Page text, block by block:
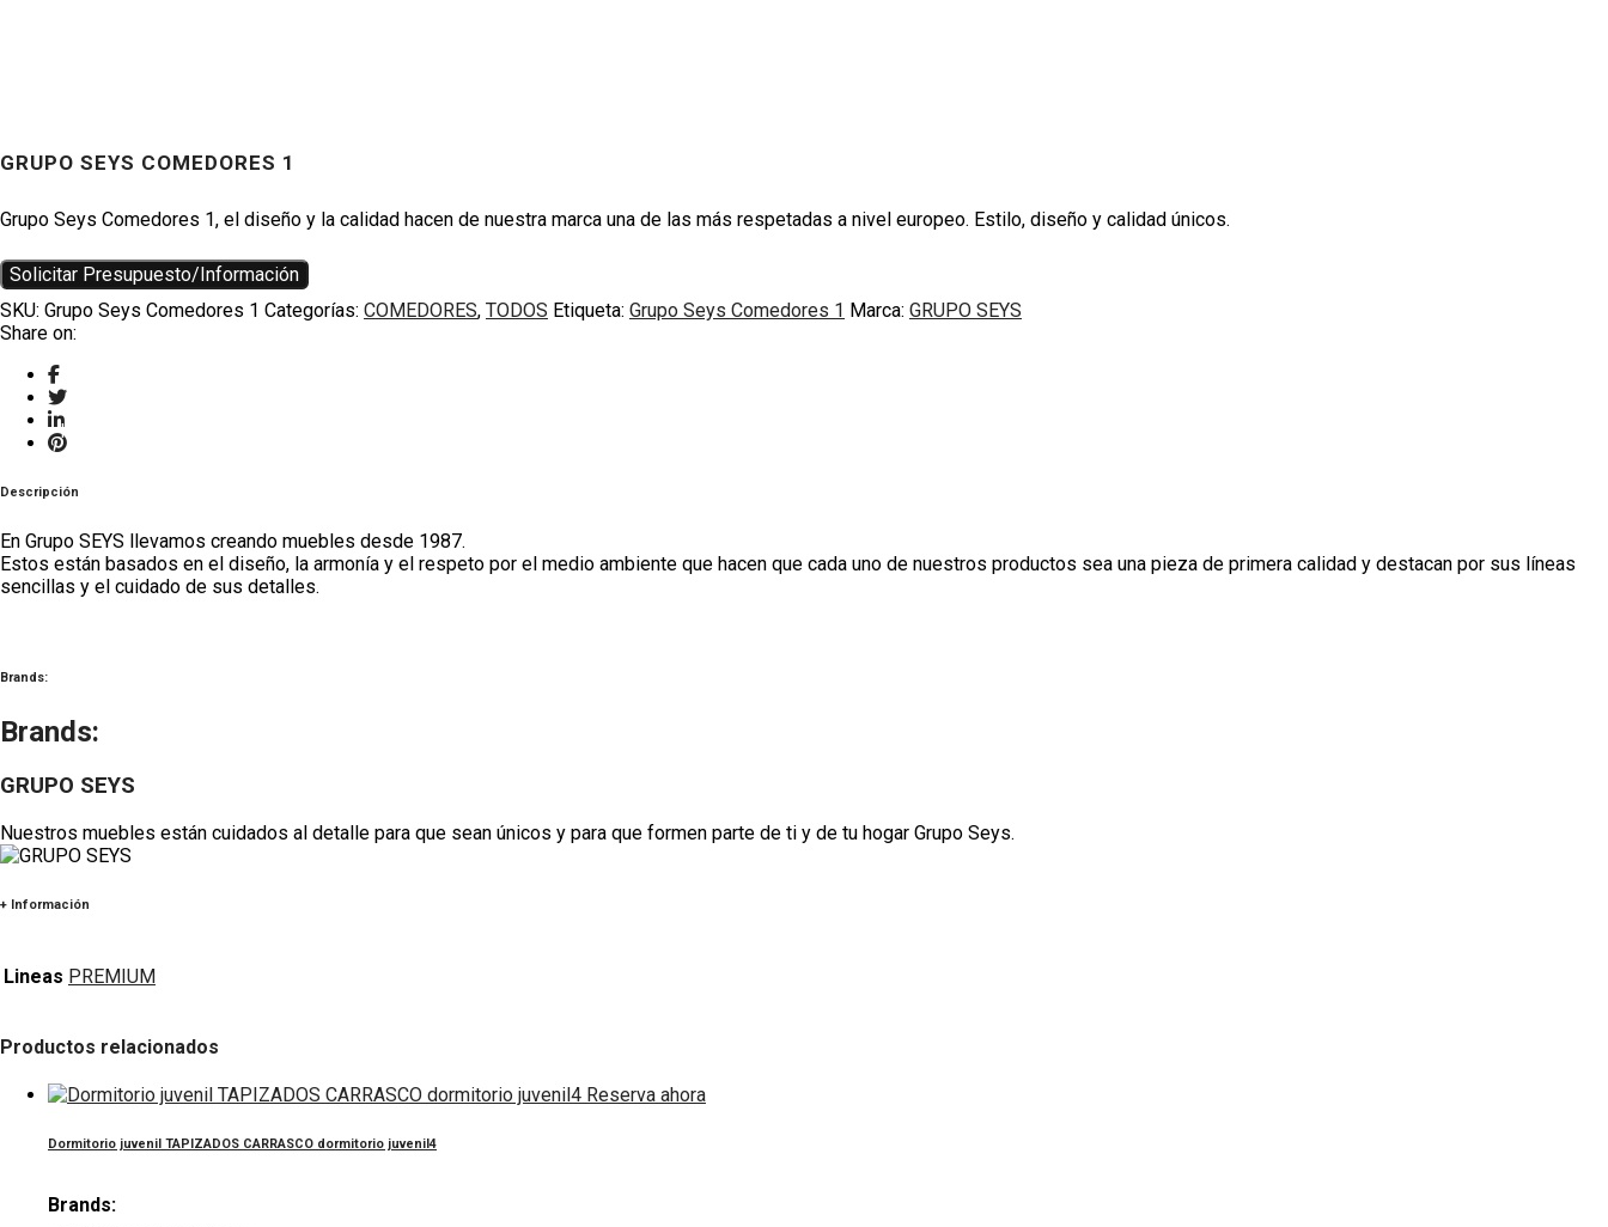
GRUPO SEYS COMEDORES 1
Grupo Seys Comedores 1, el diseño y la calidad hacen de nuestra marca una de las más respetadas a nivel europeo. Estilo, diseño y calidad únicos.
Solicitar Presupuesto/Información
SKU: Grupo Seys Comedores 1 Categorías: COMEDORES, TODOS Etiqueta: Grupo Seys Comedores 1 Marca: GRUPO SEYS
Share on:
Descripción
En Grupo SEYS llevamos creando muebles desde 1987.
Estos están basados en el diseño, la armonía y el respeto por el medio ambiente que hacen que cada uno de nuestros productos sea una pieza de primera calidad y destacan por sus líneas
sencillas y el cuidado de sus detalles.
Brands:
Brands:
GRUPO SEYS
Nuestros muebles están cuidados al detalle para que sean únicos y para que formen parte de ti y de tu hogar Grupo Seys.
+ Información
Lineas PREMIUM
Productos relacionados
Reserva ahora
Dormitorio juvenil TAPIZADOS CARRASCO dormitorio juvenil4
Brands:
HOUZZ